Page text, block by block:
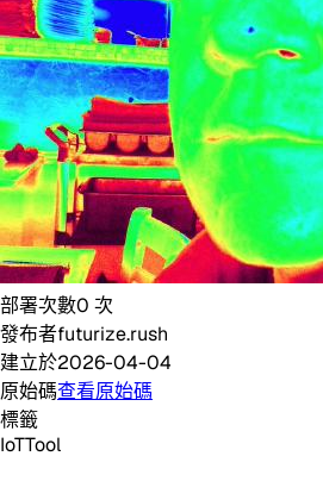
部署次數0 次
發布者futurize.rush
建立於2026-04-04
原始碼查看原始碼
標籤
IoTTool